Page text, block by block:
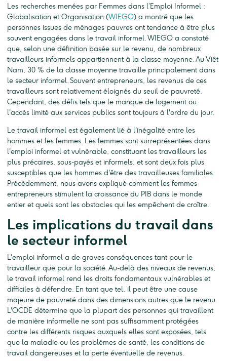
Les recherches menées par Femmes dans l’Emploi Informel :
Globalisation et Organisation (WIEGO) a montré que les
personnes issues de ménages pauvres ont tendance à être plus
souvent engagées dans le travail informel. WIEGO a constaté
que, selon une définition basée sur le revenu, de nombreux
travailleurs informels appartiennent à la classe moyenne. Au Viêt
Nam, 30 % de la classe moyenne travaille principalement dans
le secteur informel. Souvent entrepreneurs, les revenus de ces
travailleurs sont relativement éloignés du seuil de pauvreté.
Cependant, des défis tels que le manque de logement ou
l'accès limité aux services publics sont toujours à l'ordre du jour.
Le travail informel est également lié à l'inégalité entre les
hommes et les femmes. Les femmes sont surreprésentées dans
l'emploi informel et vulnérable, constituant les travailleurs les
plus précaires, sous-payés et informels, et sont deux fois plus
susceptibles que les hommes d'être des travailleuses familiales.
Précédemment, nous avons expliqué comment les femmes
entrepreneurs stimulent la croissance du PIB dans le monde
entier et quels sont les obstacles qui les empêchent de croître.
Les implications du travail dans
le secteur informel
L'emploi informel a de graves conséquences tant pour le
travailleur que pour la société. Au-delà des niveaux de revenus,
le travail informel rend les droits fondamentaux vulnérables et
difficiles à défendre. En tant que tel, il peut être une cause
majeure de pauvreté dans des dimensions autres que le revenu.
L'OCDE détermine que la plupart des personnes qui travaillent
de manière informelle ne sont pas suffisamment protégées
contre les différents risques auxquels elles sont exposées, tels
que la maladie ou les problèmes de santé, les conditions de
travail dangereuses et la perte éventuelle de revenus.